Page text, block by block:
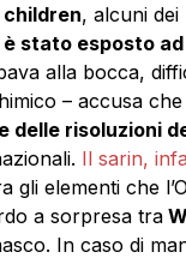
, alcuni
è stato esposto
alla bocca,
– accusa
delle risoluzioni
Il sarin,
gli elementi che
a sorpresa tra
In caso di